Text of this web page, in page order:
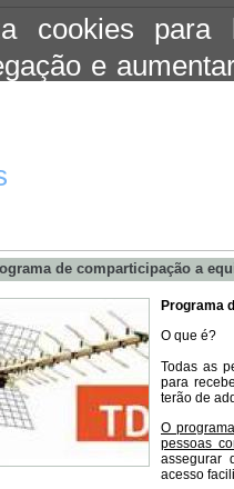
cookies para
e
basta
a
de comparticipação a
Programa
O que é?
Todas as
para
terão de
O
pessoas
assegurar
acesso